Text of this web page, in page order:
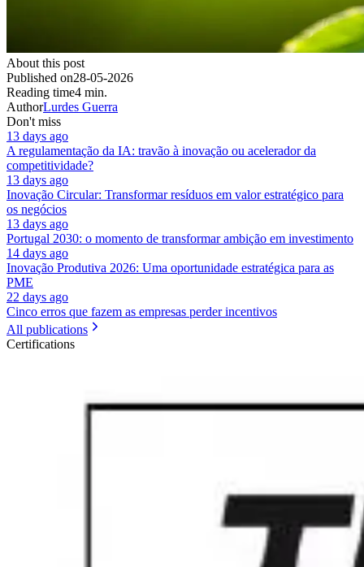
About this post
Published on28-05-2026
Reading time4 min.
AuthorLurdes Guerra
Don't miss
13 days ago
A regulamentação da IA: travão à inovação ou acelerador da
competitividade?
13 days ago
Inovação Circular: Transformar resíduos em valor estratégico para
os negócios
13 days ago
Portugal 2030: o momento de transformar ambição em investimento
14 days ago
Inovação Produtiva 2026: Uma oportunidade estratégica para as
PME
22 days ago
Cinco erros que fazem as empresas perder incentivos
All publications
Certifications